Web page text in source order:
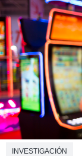
INVESTIGACIÓN